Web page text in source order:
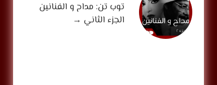
توب تن: مداح و الفنانين
الجزء الثاني →